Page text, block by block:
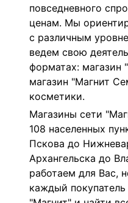
повседневного
ценам. Мы
с различным
ведем свою
форматах: магазин
магазин "Магнит
косметики.
Магазины сети
108 населенных
Пскова до
Архангельска до
работаем для Вас,
каждый